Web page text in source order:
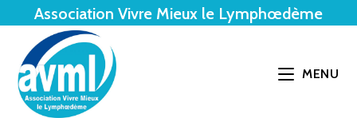
Association Vivre Mieux le Lymphœdème
MENU